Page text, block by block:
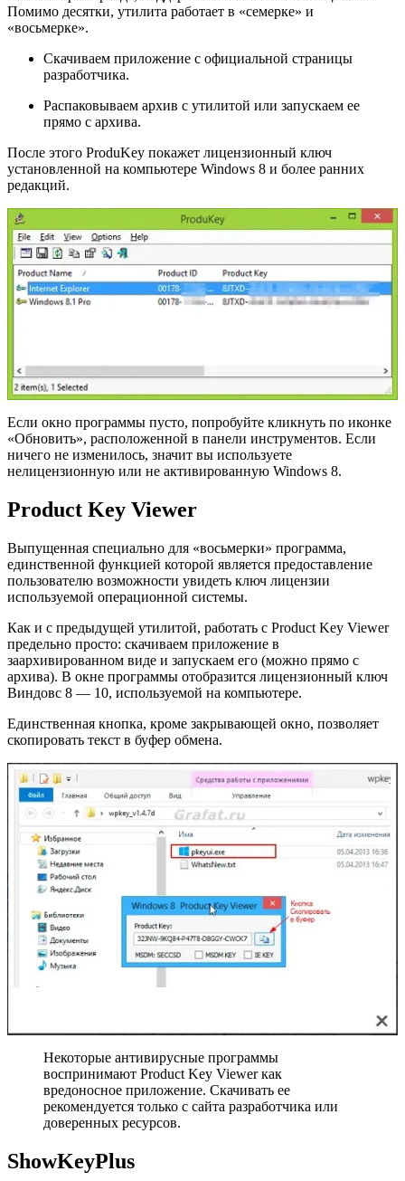
Помимо десятки, утилита работает в «семерке» и
«восьмерке».
Скачиваем приложение с официальной страницы
разработчика.
Распаковываем архив с утилитой или запускаем ее
прямо с архива.
После этого ProduKey покажет лицензионный ключ
установленной на компьютере Windows 8 и более ранних
редакций.
Если окно программы пусто, попробуйте кликнуть по иконке
«Обновить», расположенной в панели инструментов. Если
ничего не изменилось, значит вы используете
нелицензионную или не активированную Windows 8.
Product Key Viewer
Выпущенная специально для «восьмерки» программа,
единственной функцией которой является предоставление
пользователю возможности увидеть ключ лицензии
используемой операционной системы.
Как и с предыдущей утилитой, работать с Product Key Viewer
предельно просто: скачиваем приложение в
заархивированном виде и запускаем его (можно прямо с
архива). В окне программы отобразится лицензионный ключ
Виндовс 8 — 10, используемой на компьютере.
Единственная кнопка, кроме закрывающей окно, позволяет
скопировать текст в буфер обмена.
Некоторые антивирусные программы
воспринимают Product Key Viewer как
вредоносное приложение. Скачивать ее
рекомендуется только с сайта разработчика или
доверенных ресурсов.
ShowKeyPlus